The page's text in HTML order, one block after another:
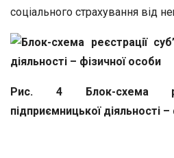
соціального страхування від
Рис. 4 Блок-схема
підприємницької діяльності